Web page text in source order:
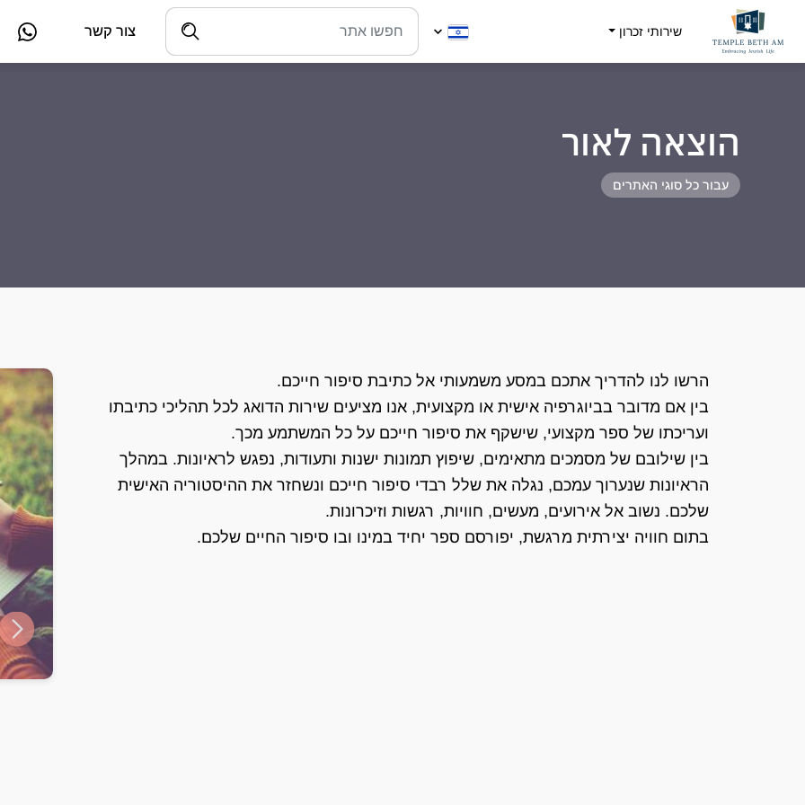
שירותי זכרון צור קשר
הוצאה לאור
עבור כל סוגי האתרים
הרשו לנו להדריך אתכם במסע משמעותי אל כתיבת סיפור חייכם.
בין אם מדובר בביוגרפיה אישית או מקצועית, אנו מציעים שירות הדואג לכל תהליכי כתיבתו
ועריכתו של ספר מקצועי, שישקף את סיפור חייכם על כל המשתמע מכך.
בין שילובם של מסמכים מתאימים, שיפוץ תמונות ישנות ותעודות, נפגש לראיונות. במהלך
הראיונות שנערוך עמכם, נגלה את שלל רבדי סיפור חייכם ונשחזר את ההיסטוריה האישית
שלכם. נשוב אל אירועים, מעשים, חוויות, רגשות וזיכרונות.
בתום חוויה יצירתית מרגשת, יפורסם ספר יחיד במינו ובו סיפור החיים שלכם.